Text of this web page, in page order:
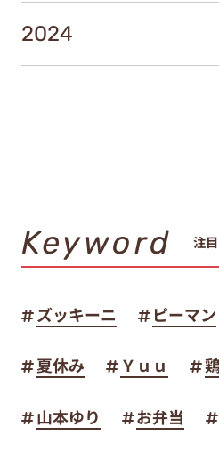
2024
Keyword 注
ズッキーニ ピーマン
夏休み Ｙｕｕ
山本ゆり お弁当